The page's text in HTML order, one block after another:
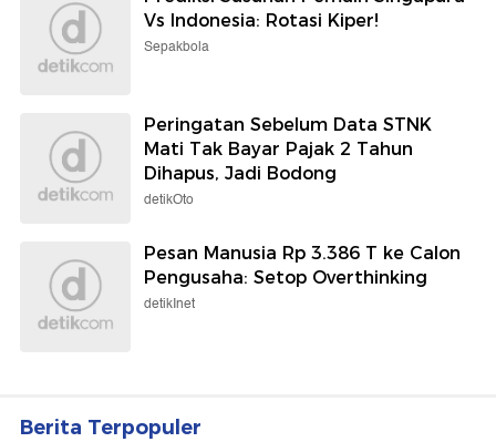
Vs Indonesia: Rotasi Kiper!
Sepakbola
Peringatan Sebelum Data STNK
Mati Tak Bayar Pajak 2 Tahun
Dihapus, Jadi Bodong
detikOto
Pesan Manusia Rp 3.386 T ke Calon
Pengusaha: Setop Overthinking
detikInet
Berita Terpopuler